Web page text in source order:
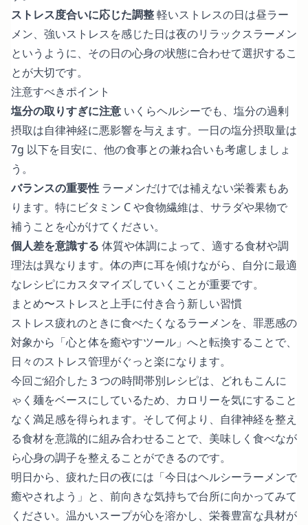
ストレス度合いに応じた調整軽いストレスの日は昼ラー
メン、強いストレスを感じた日は夜のリラックスラーメン
というように、その日の心身の状態に合わせて選択するこ
とが大切です。
注意すべきポイント
塩分の取りすぎに注意 いくらヘルシーでも、塩分の過剰
摂取は自律神経に悪影響を与えます。一日の塩分摂取量は
7g 以下を目安に、他の食事との兼ね合いも考慮しましょ
う。
バランスの重要性 ラーメンだけでは補えない栄養素もあ
ります。特にビタミン C や食物繊維は、サラダや果物で
補うことを心がけてください。
個人差を意識する 体質や体調によって、適する食材や調
理法は異なります。体の声に耳を傾けながら、自分に最適
なレシピにカスタマイズしていくことが重要です。
まとめ〜ストレスと上手に付き合う新しい習慣
ストレス疲れのときに食べたくなるラーメンを、罪悪感の
対象から「心と体を癒やすツール」へと転換することで、
日々のストレス管理がぐっと楽になります。
今回ご紹介した 3 つの時間帯別レシピは、どれもこんに
ゃく麺をベースにしているため、カロリーを気にすること
なく満足感を得られます。そして何より、自律神経を整え
る食材を意識的に組み合わせることで、美味しく食べなが
ら心身の調子を整えることができるのです。
明日から、疲れた日の夜には「今日はヘルシーラーメンで
癒やされよう」と、前向きな気持ちで台所に向かってみて
ください。温かいスープが心を溶かし、栄養豊富な具材が